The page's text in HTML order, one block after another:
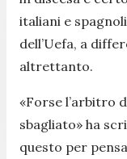
italiani e
dell’Uefa, a
altrettanto.
«Forse l’arbitro
sbagliato» ha
questo per